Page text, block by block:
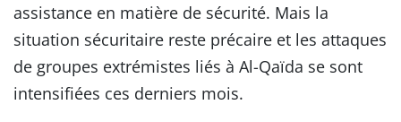
assistance en matière de sécurité. Mais la
situation sécuritaire reste précaire et les attaques
de groupes extrémistes liés à Al-Qaïda se sont
intensifiées ces derniers mois.